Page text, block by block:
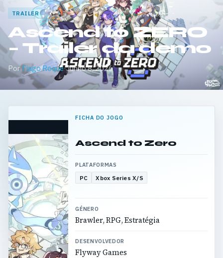
TRAILER
Ascend to ZERO
– Trailer da demo
PorTiago Roque·Junho 8, 2026
FICHA DO JOGO
Ascend to Zero
PLATAFORMAS
PC Xbox Series X/S
GÉNERO
Brawler, RPG, Estratégia
DESENVOLVEDOR
Flyway Games